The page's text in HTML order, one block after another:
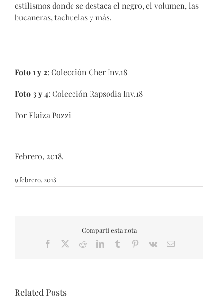
estilismos donde se destaca el negro, el volumen, las
bucaneras, tachuelas y más.
Foto 1 y 2: Colección Cher Inv.18
Foto 3 y 4: Colección Rapsodia Inv.18
Por Elaiza Pozzi
Febrero, 2018.
9 febrero, 2018
Compartí esta nota
Facebook RedditLinkedInTumblr Pinterest
Vk Email
Related Posts